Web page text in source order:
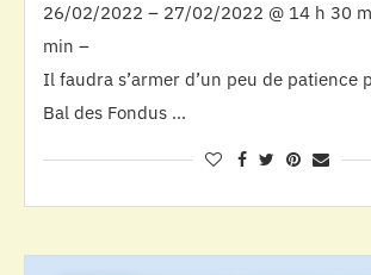
26/02/2022 – 27/02/2022 @ 14 h 30
min –
Il faudra s’armer d’un peu de patience
Bal des Fondus …